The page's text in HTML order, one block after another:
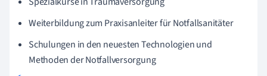
Weiterbildung zum Praxisanleiter für Notfallsanitäter
Schulungen in den neuesten Technologien und
Methoden der Notfallversorgung